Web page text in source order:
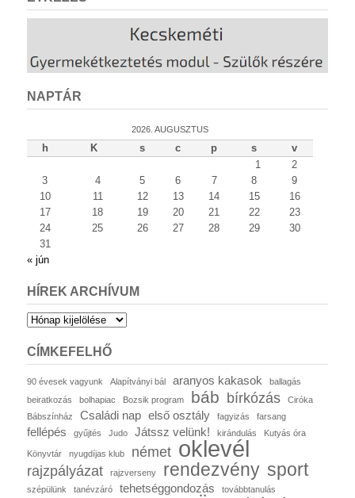
NAPTÁR
2026. AUGUSZTUS
h K s c p s
v
1
2
3
4 5 6 7 8
9
10
11 12 13 14 15
16
17
18 19 20 21 22
23
24
25 26 27 28 29
30
31
« jún
HÍREK ARCHÍVUM
Hírek
CÍMKEFELHŐ
90 évesek vagyunk Alapítványi bál aranyos kakasok
ballagás
beiratkozás
bolhapiac Bozsik program báb bírkózás
Ciróka
Bábszínház
Családi nap első osztály fagyizás farsang
fellépés gyűjtés Judo Játssz velünk! kirándulás Kutyás óra
Könyvtár nyugdíjas klub német oklevél
rajzpályázat rajzverseny rendezvény sport
szépülünk tanévzáró tehetséggondozás továbbtanulás